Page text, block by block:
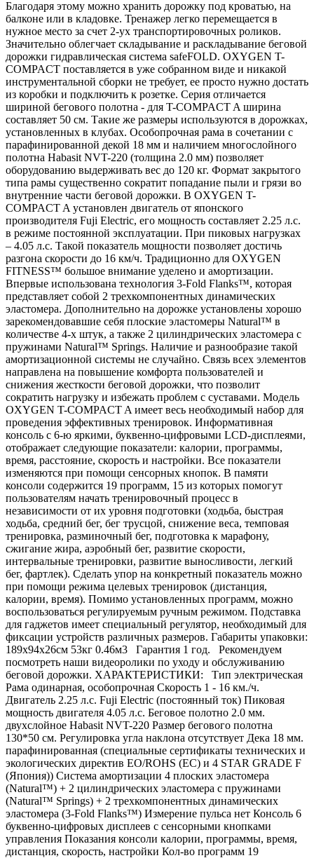
Благодаря этому можно хранить дорожку под кроватью, на
балконе или в кладовке. Тренажер легко перемещается в
нужное место за счет 2-ух транспортировочных роликов.
Значительно облегчает складывание и раскладывание беговой
дорожки гидравлическая система safeFOLD. OXYGEN T-
COMPACT поставляется в уже собранном виде и никакой
инструментальной сборки не требует, ее просто нужно достать
из коробки и подключить к розетке. Серия отличается
шириной бегового полотна - для T-COMPACT A ширина
составляет 50 см. Такие же размеры используются в дорожках,
установленных в клубах. Особопрочная рама в сочетании с
парафинированной декой 18 мм и наличием многослойного
полотна Habasit NVT-220 (толщина 2.0 мм) позволяет
оборудованию выдерживать вес до 120 кг. Формат закрытого
типа рамы существенно сократит попадание пыли и грязи во
внутренние части беговой дорожки. В OXYGEN T-
COMPACT A установлен двигатель от японского
производителя Fuji Electric, его мощность составляет 2.25 л.с.
в режиме постоянной эксплуатации. При пиковых нагрузках
– 4.05 л.с. Такой показатель мощности позволяет достичь
разгона скорости до 16 км/ч. Традиционно для OXYGEN
FITNESS™ большое внимание уделено и амортизации.
Впервые использована технология 3-Fold Flanks™, которая
представляет собой 2 трехкомпонентных динамических
эластомера. Дополнительно на дорожке установлены хорошо
зарекомендовавшие себя плоские эластомеры Natural™ в
количестве 4-х штук, а также 2 цилиндрических эластомера с
пружинами Natural™ Springs. Наличие и разнообразие такой
амортизационной системы не случайно. Связь всех элементов
направлена на повышение комфорта пользователей и
снижения жесткости беговой дорожки, что позволит
сократить нагрузку и избежать проблем с суставами. Модель
OXYGEN T-COMPACT A имеет весь необходимый набор для
проведения эффективных тренировок. Информативная
консоль с 6-ю яркими, буквенно-цифровыми LCD-дисплеями,
отображает следующие показатели: калории, программы,
время, расстояние, скорость и настройки. Все показатели
изменяются при помощи сенсорных кнопок. В памяти
консоли содержится 19 программ, 15 из которых помогут
пользователям начать тренировочный процесс в
независимости от их уровня подготовки (ходьба, быстрая
ходьба, средний бег, бег трусцой, снижение веса, темповая
тренировка, разминочный бег, подготовка к марафону,
сжигание жира, аэробный бег, развитие скорости,
интервальные тренировки, развитие выносливости, легкий
бег, фартлек). Сделать упор на конкретный показатель можно
при помощи режима целевых тренировок (дистанция,
калории, время). Помимо установленных программ, можно
воспользоваться регулируемым ручным режимом. Подставка
для гаджетов имеет специальный регулятор, необходимый для
фиксации устройств различных размеров. Габариты упаковки:
189х94х26см 53кг 0.46м3 Гарантия 1 год. Рекомендуем
посмотреть наши видеоролики по уходу и обслуживанию
беговой дорожки. ХАРАКТЕРИСТИКИ: Тип электрическая
Рама одинарная, особопрочная Скорость 1 - 16 км./ч.
Двигатель 2.25 л.с. Fuji Electric (постоянный ток) Пиковая
мощность двигателя 4.05 л.с. Беговое полотно 2.0 мм.
двухслойное Habasit NVT-220 Размер бегового полотна
130*50 см. Регулировка угла наклона отсутствует Дека 18 мм.
парафинированная (специальные сертификаты технических и
экологических директив EO/ROHS (ЕС) и 4 STAR GRADE F
(Япония)) Система амортизации 4 плоских эластомера
(Natural™) + 2 цилиндрических эластомера с пружинами
(Natural™ Springs) + 2 трехкомпонентных динамических
эластомера (3-Fold Flanks™) Измерение пульса нет Консоль 6
буквенно-цифровых дисплеев с сенсорными кнопками
управления Показания консоли калории, программы, время,
дистанция, скорость, настройки Кол-во программ 19